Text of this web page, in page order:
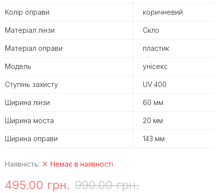
Колір оправи коричневий
Матеріал лінзи Скло
Матеріал оправи пластик
Модель унісекс
Ступінь захисту UV 400
Ширина лінзи 60 мм
Ширина моста 20 мм
Ширина оправи 143 мм
Наявність: Немає в наявності
495.00 грн. 990.00 грн.